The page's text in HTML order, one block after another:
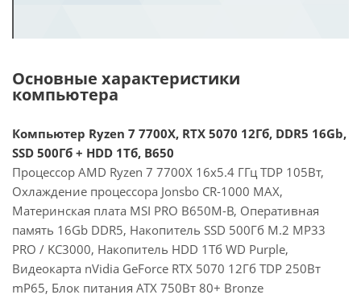
Основные характеристики
компьютера
Компьютер Ryzen 7 7700X, RTX 5070 12Гб, DDR5 16Gb,
SSD 500Гб + HDD 1Тб, B650
Процессор AMD Ryzen 7 7700X 16x5.4 ГГц TDP 105Вт,
Охлаждение процессора Jonsbo CR-1000 MAX,
Материнская плата MSI PRO B650M-B, Оперативная
память 16Gb DDR5, Накопитель SSD 500Гб M.2 MP33
PRO / KC3000, Накопитель HDD 1Тб WD Purple,
Видеокарта nVidia GeForce RTX 5070 12Гб TDP 250Вт
mP65, Блок питания ATX 750Вт 80+ Bronze